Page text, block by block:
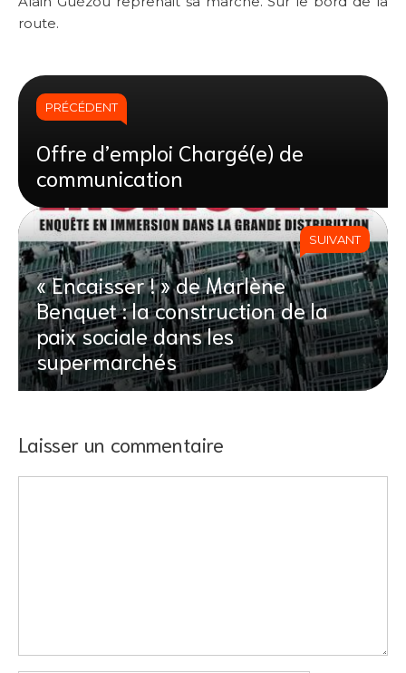
route.
PRÉCÉDENT
Offre d’emploi Chargé(e) de
communication
SUIVANT
« Encaisser ! » de Marlène
Benquet : la construction de la
paix sociale dans les
supermarchés
Laisser un commentaire